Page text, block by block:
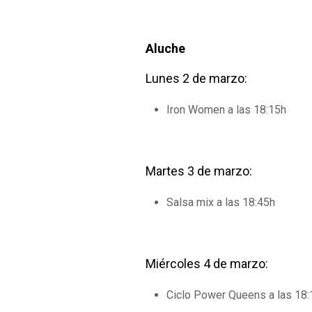
Aluche
Lunes 2 de marzo:
Iron Women a las 18:15h
Martes 3 de marzo:
Salsa mix a las 18:45h
Miércoles 4 de marzo:
Ciclo Power Queens a las